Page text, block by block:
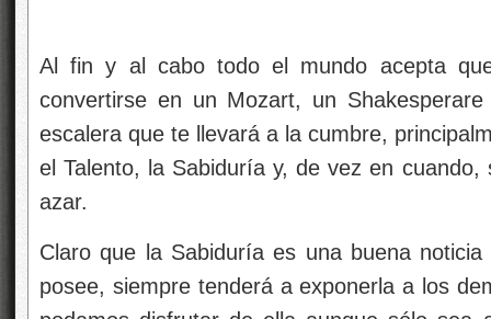
Al fin y al cabo todo el mundo acepta
convertirse en un Mozart, un
escalera que te llevará a la cumbre,
el Talento, la Sabiduría y, de vez en
azar.
Claro que la Sabiduría es una buena
posee, siempre tenderá a exponerla a los